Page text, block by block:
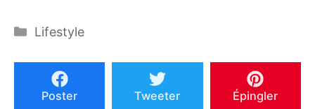
Catégories
Lifestyle
Poster Tweeter Épingler